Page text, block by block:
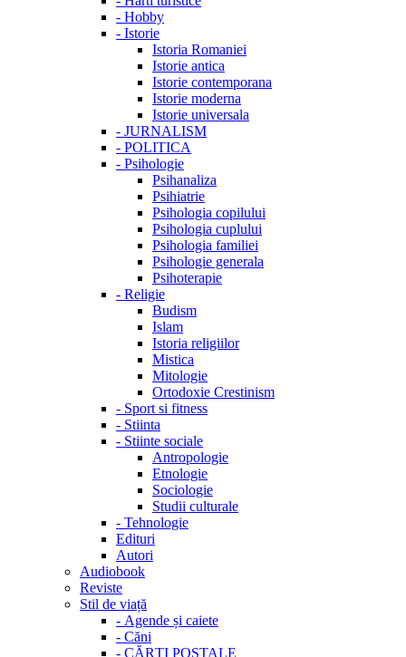
- Hobby
- Istorie
Istoria Romaniei
Istorie antica
Istorie contemporana
Istorie moderna
Istorie universala
- JURNALISM
- POLITICA
- Psihologie
Psihanaliza
Psihiatrie
Psihologia copilului
Psihologia cuplului
Psihologia familiei
Psihologie generala
Psihoterapie
- Religie
Budism
Islam
Istoria religiilor
Mistica
Mitologie
Ortodoxie Crestinism
- Sport si fitness
- Stiinta
- Stiinte sociale
Antropologie
Etnologie
Sociologie
Studii culturale
- Tehnologie
Edituri
Autori
Audiobook
Reviste
Stil de viață
- Agende și caiete
- Căni
- CĂRȚI POȘTALE